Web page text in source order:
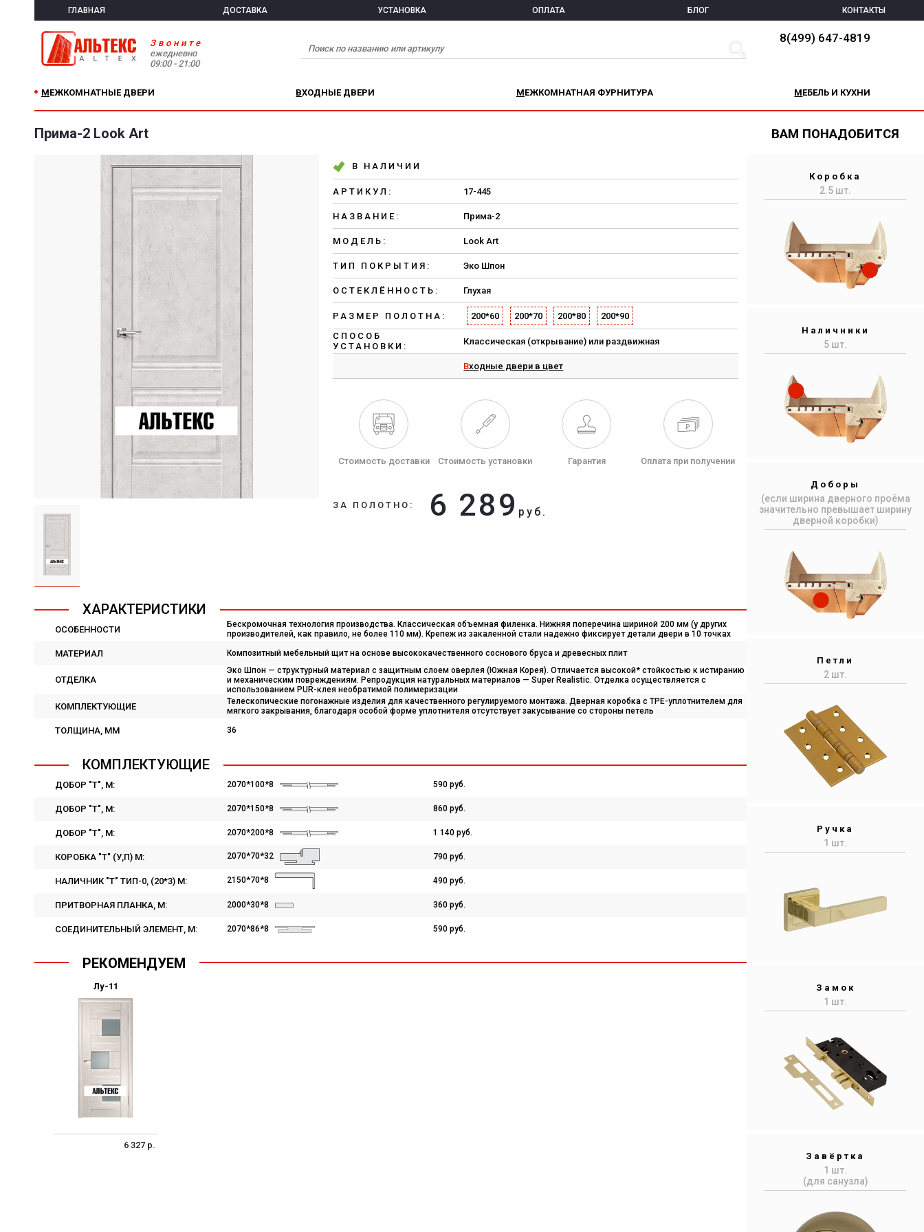
ГЛАВНАЯ ДОСТАВКА УСТАНОВКА ОПЛАТА БЛОГ КОНТАКТЫ
8(499) 647-4819
Звоните
ежедневно
09:00 - 21:00
МЕЖКОМНАТНЫЕ ДВЕРИ ВХОДНЫЕ ДВЕРИ МЕЖКОМНАТНАЯ ФУРНИТУРА МЕБЕЛЬ И КУХНИ
Прима-2 Look Art
В НАЛИЧИИ
АРТИКУЛ: 17-445
НАЗВАНИЕ: Прима-2
МОДЕЛЬ: Look Art
ТИП ПОКРЫТИЯ: Эко Шпон
ОСТЕКЛЁННОСТЬ: Глухая
РАЗМЕР ПОЛОТНА: 200*60 200*70 200*80
200*90
СПОСОБ
УСТАНОВКИ:
Классическая (открывание) или раздвижная
Входные двери в цвет
Стоимость доставки Стоимость установки Гарантия Оплата при получении
ЗА ПОЛОТНО: 6 289 руб.
ХАРАКТЕРИСТИКИ
ОСОБЕННОСТИ
Бескромочная технология производства. Классическая объемная филенка. Нижняя поперечина шириной 200 мм (у других
производителей, как правило, не более 110 мм). Крепеж из закаленной стали надежно фиксирует детали двери в 10 точках
МАТЕРИАЛ Композитный мебельный щит на основе высококачественного соснового бруса и древесных плит
ОТДЕЛКА
Эко Шпон — структурный материал с защитным слоем оверлея (Южная Корея). Отличается высокой* стойкостью к истиранию
и механическим повреждениям. Репродукция натуральных материалов — Super Realistic. Отделка осуществляется с
использованием PUR-клея необратимой полимеризации
КОМПЛЕКТУЮЩИЕ
Телескопические погонажные изделия для качественного регулируемого монтажа. Дверная коробка с TPE-уплотнителем для
мягкого закрывания, благодаря особой форме уплотнителя отсутствует закусывание со стороны петель
ТОЛЩИНА, ММ 36
КОМПЛЕКТУЮЩИЕ
ДОБОР "Т", M: 2070*100*8 590 руб.
ДОБОР "Т", М: 2070*150*8 860 руб.
ДОБОР "Т", М: 2070*200*8 1 140 руб.
КОРОБКА "Т" (У,П) М: 2070*70*32 790 руб.
НАЛИЧНИК "Т" ТИП-0, (20*3) М: 2150*70*8 490 руб.
ПРИТВОРНАЯ ПЛАНКА, М: 2000*30*8 360 руб.
СОЕДИНИТЕЛЬНЫЙ ЭЛЕМЕНТ, M: 2070*86*8 590 руб.
РЕКОМЕНДУЕМ
Лу-11
6 327 р.
ВАМ ПОНАДОБИТСЯ
Коробка
2.5 шт.
Наличники
5 шт.
Доборы
(если ширина дверного проёма
значительно превышает ширину
дверной коробки)
Петли
2 шт.
Ручка
1 шт.
Замок
1 шт.
Завёртка
1 шт.
(для санузла)